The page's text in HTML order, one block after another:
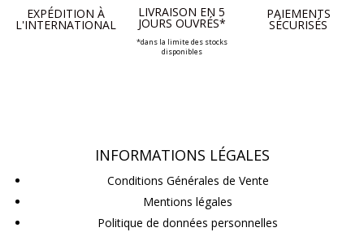
EXPÉDITION À
L'INTERNATIONAL
LIVRAISON EN 5
JOURS OUVRÉS*
*dans la limite des stocks
disponibles
PAIEMENTS
SÉCURISÉS
INFORMATIONS LÉGALES
Conditions Générales de Vente
Mentions légales
Politique de données personnelles